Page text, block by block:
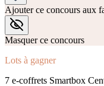
Ajouter ce concours aux
Masquer ce concours
Lots à gagner
7 e-coffrets Smartbox